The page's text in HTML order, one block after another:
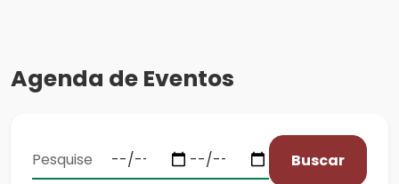
Agenda de Eventos
Buscar